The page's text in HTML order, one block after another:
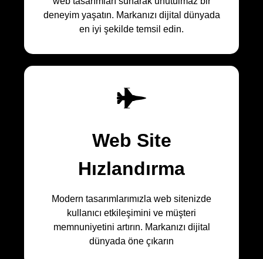
deneyim yaşatın. Markanızı dijital dünyada
en iyi şekilde temsil edin.
Web Site
Hızlandırma
Modern tasarımlarımızla web sitenizde
kullanıcı etkileşimini ve müşteri
memnuniyetini artırın. Markanızı dijital
dünyada öne çıkarın